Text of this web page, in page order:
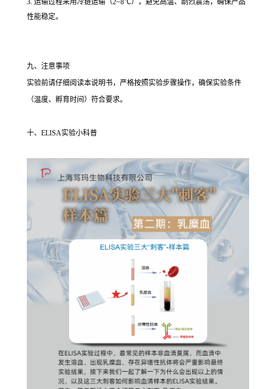
性能稳定。
九、注意事项
实验前请仔细阅读本说明书，严格按照实验步骤操作，确保实验条件
（温度、孵育时间）符合要求。
十、ELISA实验小科普